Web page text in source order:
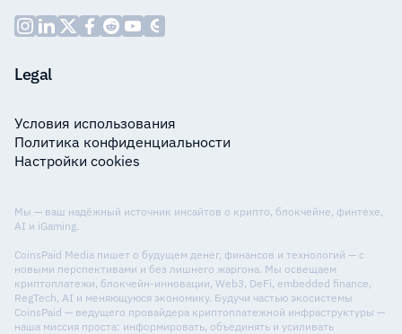
Legal
Условия использования
Политика конфиденциальности
Настройки cookies
Мы — ваш надёжный источник инсайтов о крипто, блокчейне, финтехе,
AI и iGaming.
CoinsPaid Media пишет о будущем денег, финансов и технологий — с
новыми перспективами и без лишнего жаргона. Мы освещаем
криптоплатежи, блокчейн-инновации, Web3, DeFi, embedded finance,
RegTech, AI и меняющуюся экономику. Будучи частью экосистемы
CoinsPaid — ведущего провайдера криптоплатежной инфраструктуры —
наша миссия проста: информировать, объединять и усиливать